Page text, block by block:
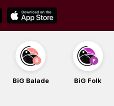
BiG Balade BiG Folk